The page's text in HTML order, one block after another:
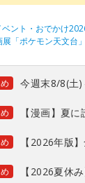
ント・おでかけ
展「ポケモン天文台
今週末8/8(土
【漫画】夏
【2026年版
【2026夏休